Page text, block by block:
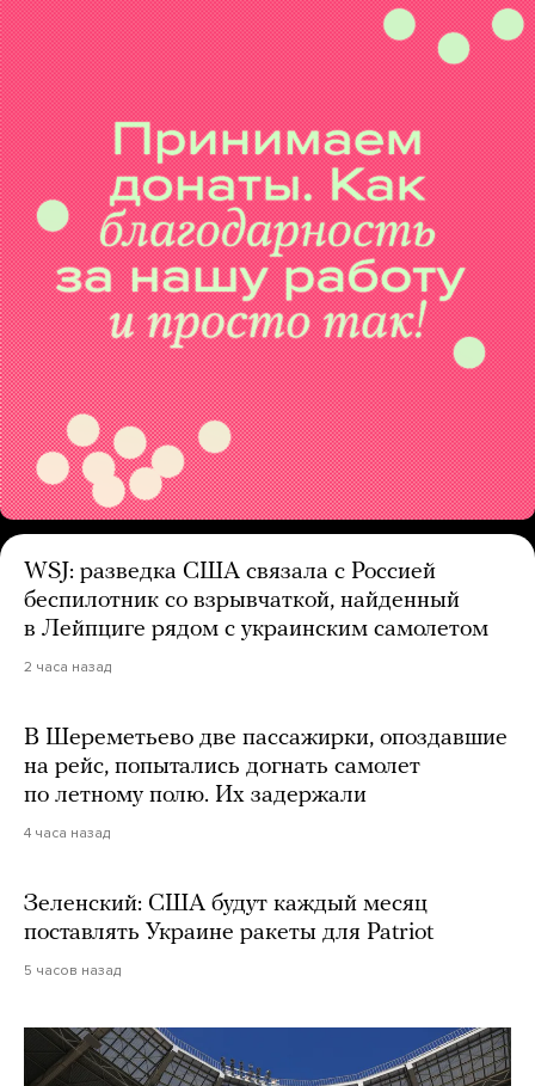
WSJ: разведка США связала с Россией
беспилотник со взрывчаткой, найденный
в Лейпциге рядом с украинским самолетом
2 часа назад
В Шереметьево две пассажирки, опоздавшие
на рейс, попытались догнать самолет
по летному полю. Их задержали
4 часа назад
Зеленский: США будут каждый месяц
поставлять Украине ракеты для Patriot
5 часов назад